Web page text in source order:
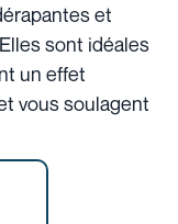
et
sont idéales
un effet
vous soulagent